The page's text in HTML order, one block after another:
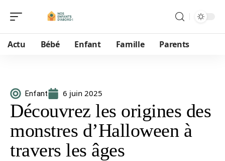
Actu Bébé Enfant Famille Parents
Enfant 6 juin 2025
Découvrez les origines des
monstres d’Halloween à
travers les âges